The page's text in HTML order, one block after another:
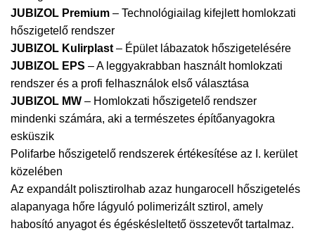
JUBIZOL Premium – Technológiailag kifejlett homlokzati
hőszigetelő rendszer
JUBIZOL Kulirplast – Épület lábazatok hőszigetelésére
JUBIZOL EPS – A leggyakrabban használt homlokzati
rendszer és a profi felhasználok első választása
JUBIZOL MW – Homlokzati hőszigetelő rendszer
mindenki számára, aki a természetes építőanyagokra
esküszik
Polifarbe hőszigetelő rendszerek értékesítése az I. kerület
közelében
Az expandált polisztirolhab azaz hungarocell hőszigetelés
alapanyaga hőre lágyuló polimerizált sztirol, amely
habosító anyagot és égéskésleltető összetevőt tartalmaz.